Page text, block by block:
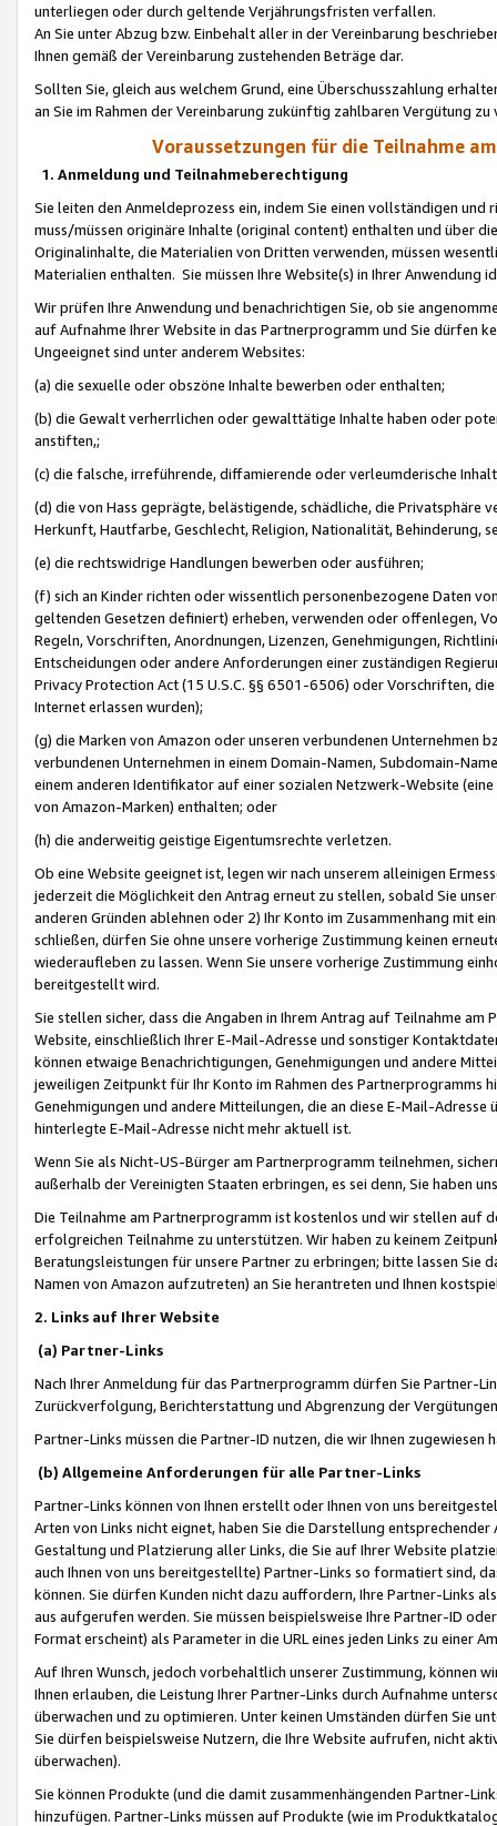
unterliegen oder durch geltende Verjährungsfristen verfallen.
An Sie unter Abzug bzw. Einbehalt aller in der Vereinbarung
Ihnen gemäß der Vereinbarung zustehenden Beträge dar.
Sollten Sie, gleich aus welchem Grund, eine Überschusszahlung
an Sie im Rahmen der Vereinbarung zukünftig zahlbaren Vergütung zu
Voraussetzungen für die Teilnahme
1. Anmeldung und Teilnahmeberechtigung
Sie leiten den Anmeldeprozess ein, indem Sie einen vollständigen
muss/müssen originäre Inhalte (original content) enthalten und über
Originalinhalte, die Materialien von Dritten verwenden, müssen
Materialien enthalten. Sie müssen Ihre Website(s) in Ihrer Anwendung
Wir prüfen Ihre Anwendung und benachrichtigen Sie, ob sie
auf Aufnahme Ihrer Website in das Partnerprogramm und Sie dürfen
Ungeeignet sind unter anderem Websites:
(a) die sexuelle oder obszöne Inhalte bewerben oder enthalten;
(b) die Gewalt verherrlichen oder gewalttätige Inhalte haben oder
anstiften,;
(c) die falsche, irreführende, diffamierende oder verleumderische
(d) die von Hass geprägte, belästigende, schädliche, die Privatsphäre
Herkunft, Hautfarbe, Geschlecht, Religion, Nationalität, Behinderung,
(e) die rechtswidrige Handlungen bewerben oder ausführen;
(f) sich an Kinder richten oder wissentlich personenbezogene Daten
geltenden Gesetzen definiert) erheben, verwenden oder offenlegen,
Regeln, Vorschriften, Anordnungen, Lizenzen, Genehmigungen,
Entscheidungen oder andere Anforderungen einer zuständigen
Privacy Protection Act (15 U.S.C. §§ 6501-6506) oder Vorschriften,
Internet erlassen wurden);
(g) die Marken von Amazon oder unseren verbundenen Unternehmen
verbundenen Unternehmen in einem Domain-Namen, Subdomain-
einem anderen Identifikator auf einer sozialen Netzwerk-Website
von Amazon-Marken) enthalten; oder
(h) die anderweitig geistige Eigentumsrechte verletzen.
Ob eine Website geeignet ist, legen wir nach unserem alleinigen
jederzeit die Möglichkeit den Antrag erneut zu stellen, sobald Sie
anderen Gründen ablehnen oder 2) Ihr Konto im Zusammenhang mit
schließen, dürfen Sie ohne unsere vorherige Zustimmung keinen
wiederaufleben zu lassen. Wenn Sie unsere vorherige Zustimmung
bereitgestellt wird.
Sie stellen sicher, dass die Angaben in Ihrem Antrag auf Teilnahme
Website, einschließlich Ihrer E-Mail-Adresse und sonstiger
können etwaige Benachrichtigungen, Genehmigungen und andere
jeweiligen Zeitpunkt für Ihr Konto im Rahmen des Partnerprogramms
Genehmigungen und andere Mitteilungen, die an diese E-Mail-
hinterlegte E-Mail-Adresse nicht mehr aktuell ist.
Wenn Sie als Nicht-US-Bürger am Partnerprogramm teilnehmen,
außerhalb der Vereinigten Staaten erbringen, es sei denn, Sie haben
Die Teilnahme am Partnerprogramm ist kostenlos und wir stellen auf
erfolgreichen Teilnahme zu unterstützen. Wir haben zu keinem
Beratungsleistungen für unsere Partner zu erbringen; bitte lassen Sie
Namen von Amazon aufzutreten) an Sie herantreten und Ihnen
2. Links auf Ihrer Website
(a) Partner-Links
Nach Ihrer Anmeldung für das Partnerprogramm dürfen Sie Partner-
Zurückverfolgung, Berichterstattung und Abgrenzung der
Partner-Links müssen die Partner-ID nutzen, die wir Ihnen zugewiesen
(b) Allgemeine Anforderungen für alle Partner-Links
Partner-Links können von Ihnen erstellt oder Ihnen von uns
Arten von Links nicht eignet, haben Sie die Darstellung
Gestaltung und Platzierung aller Links, die Sie auf Ihrer Website
auch Ihnen von uns bereitgestellte) Partner-Links so formatiert sind,
können. Sie dürfen Kunden nicht dazu auffordern, Ihre Partner-Links
aus aufgerufen werden. Sie müssen beispielsweise Ihre Partner-ID
Format erscheint) als Parameter in die URL eines jeden Links zu einer
Auf Ihren Wunsch, jedoch vorbehaltlich unserer Zustimmung, können
Ihnen erlauben, die Leistung Ihrer Partner-Links durch Aufnahme
überwachen und zu optimieren. Unter keinen Umständen dürfen Sie
Sie dürfen beispielsweise Nutzern, die Ihre Website aufrufen, nicht
überwachen).
Sie können Produkte (und die damit zusammenhängenden Partner-
hinzufügen. Partner-Links müssen auf Produkte (wie im